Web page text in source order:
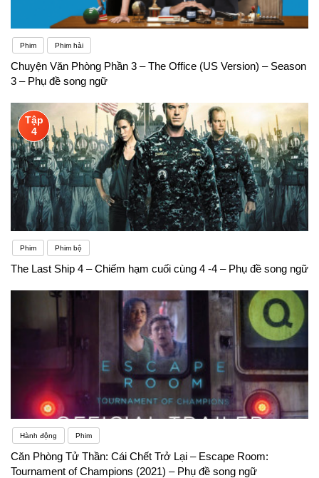
Phim Phim hài
Chuyện Văn Phòng Phần 3 – The Office (US Version) – Season
3 – Phụ đề song ngữ
Tập
4
Phim Phim bộ
The Last Ship 4 – Chiếm hạm cuối cùng 4 -4 – Phụ đề song ngữ
Hành động Phim
Căn Phòng Tử Thần: Cái Chết Trở Lại – Escape Room:
Tournament of Champions (2021) – Phụ đề song ngữ